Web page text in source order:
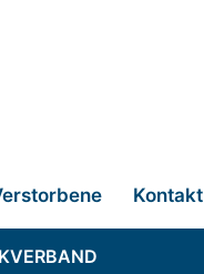
Kontakt